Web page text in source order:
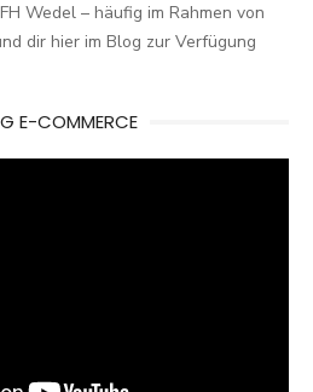
Wedel – häufig im Rahmen von
dir hier im Blog zur Verfügung
E-COMMERCE